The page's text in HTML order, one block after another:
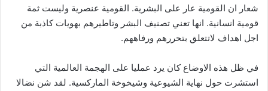
شعار ان القومية عار على البشرية. القومية عنصرية وليست ثمة
قومية انسانية. انها تعني تصنيف البشر وتاطيرهم بهويات كاذبة من
اجل اهداف لاتتعلق بتحررهم ورفاههم.
في ظل هذه الاوضاع كان يرد عمليا على الهجمة العالمية التي
استشرت حول نهاية الشيوعية وشيخوخة الماركسية. لقد شن نضالا